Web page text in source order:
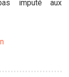
imputé aux